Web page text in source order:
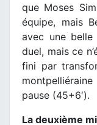
que Moses
équipe, mais
avec une
duel, mais ce
fini par
pause (45+6′).
La deuxième